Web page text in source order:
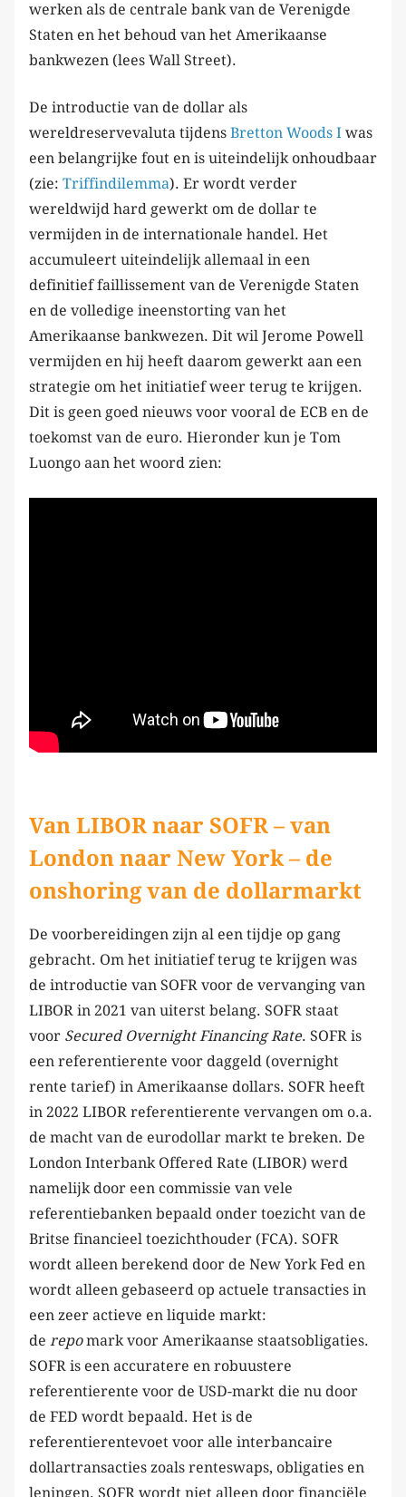
werken als de centrale bank van de Verenigde
Staten en het behoud van het Amerikaanse
bankwezen (lees Wall Street).
De introductie van de dollar als
wereldreservevaluta tijdens Bretton Woods I was
een belangrijke fout en is uiteindelijk onhoudbaar
(zie: Triffindilemma). Er wordt verder
wereldwijd hard gewerkt om de dollar te
vermijden in de internationale handel. Het
accumuleert uiteindelijk allemaal in een
definitief faillissement van de Verenigde Staten
en de volledige ineenstorting van het
Amerikaanse bankwezen. Dit wil Jerome Powell
vermijden en hij heeft daarom gewerkt aan een
strategie om het initiatief weer terug te krijgen.
Dit is geen goed nieuws voor vooral de ECB en de
toekomst van de euro. Hieronder kun je Tom
Luongo aan het woord zien:
Van LIBOR naar SOFR – van
London naar New York – de
onshoring van de dollarmarkt
De voorbereidingen zijn al een tijdje op gang
gebracht. Om het initiatief terug te krijgen was
de introductie van SOFR voor de vervanging van
LIBOR in 2021 van uiterst belang. SOFR staat
voor Secured Overnight Financing Rate. SOFR is
een referentierente voor daggeld (overnight
rente tarief) in Amerikaanse dollars. SOFR heeft
in 2022 LIBOR referentierente vervangen om o.a.
de macht van de eurodollar markt te breken. De
London Interbank Offered Rate (LIBOR) werd
namelijk door een commissie van vele
referentiebanken bepaald onder toezicht van de
Britse financieel toezichthouder (FCA). SOFR
wordt alleen berekend door de New York Fed en
wordt alleen gebaseerd op actuele transacties in
een zeer actieve en liquide markt:
de repomark voor Amerikaanse staatsobligaties.
SOFR is een accuratere en robuustere
referentierente voor de USD-markt die nu door
de FED wordt bepaald. Het is de
referentierentevoet voor alle interbancaire
dollartransacties zoals renteswaps, obligaties en
leningen. SOFR wordt niet alleen door financiële